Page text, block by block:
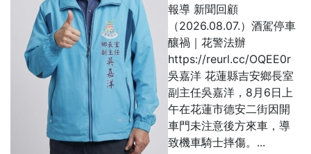
報導 新聞回顧
（2026.08.07.）酒駕停車
釀禍｜花警法辦
https://reurl.cc/OQEE0r
吳嘉洋 花蓮縣吉安鄉長室
副主任吳嘉洋，8月6日上
午在花蓮市德安二街因開
車門未注意後方來車，導
致機車騎士摔傷。...